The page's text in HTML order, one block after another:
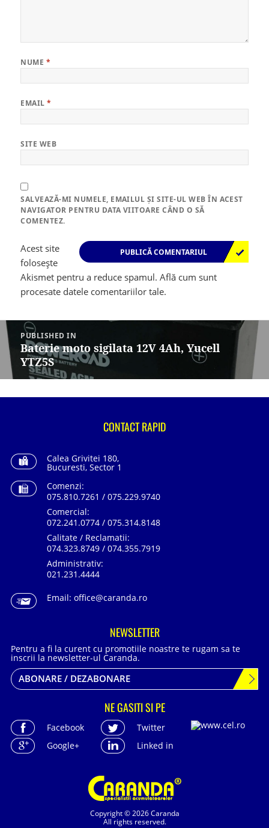
NUME *
EMAIL*
SITE WEB
SALVEAZĂ-MI NUMELE, EMAILUL ȘI SITE-UL WEB ÎN ACEST
NAVIGATOR PENTRU DATA VIITOARE CÂND O SĂ
COMENTEZ.
Acest site
folosește
Akismet pentru a reduce spamul.Află cum sunt
procesate datele comentariilor tale.
Navigare
în
articole
PUBLISHED IN
Baterie moto sigilata 12V 4Ah, Yucell
YTZ5S
Copyright © 2026 Caranda
All rights reserved.
CONTACT RAPID
Calea Grivitei 180,
Bucuresti, Sector 1
Comenzi:
075.810.7261 / 075.229.9740
Comercial:
072.241.0774 / 075.314.8148
Calitate / Reclamatii:
074.323.8749 / 074.355.7919
Administrativ:
021.231.4444
Email: office@caranda.ro
NEWSLETTER
Pentru a fi la curent cu promotiile noastre te rugam sa te
inscrii la newsletter-ul Caranda.
ABONARE / DEZABONARE
NE GASITI SI PE
Facebook
Twitter
Google+
Linked in